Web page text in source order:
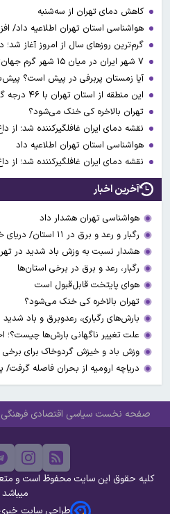
کاهش دمای تهران از سه‌شنبه
هواشناسی استان تهران اطلاعیه داد/ افزایش
گرم‌ترین روزهای سال از امروز آغاز شد؛ دمای
آیا زمستان پربرفی در پیش است؟
این منطقه از استان تهران با ۴۶ درجه گرم‌ترین نقطه شد
تهران بالاخره کی خنک می‌شود؟
نقشه دمای ایران غافلگیرکننده شد؛ از
هواشناسی استان تهران اطلاعیه داد
نقشه دمای ایران غافلگیرکننده شد؛ از
آخرین اخبار
هواشناسی تهران هشدار داد
رگبار و رعد و برق در ۱۱ استان‌/ دریای خزر مواج می‌شود
هشدار نسبت به وزش باد شدید در
رگبار، رعد و برق در برخی استان‌ها
هوای پایتخت قابل‌قبول است
تهران بالاخره کی خنک می‌شود؟
بارش‌های رگباری، رعدوبرق و باد شدید در ۸ استان؛ تشدید گرما در
علت تغییر ناگهانی بارش‌ها چیست؟؛
وزش باد و خیزش گردوخاک برای برخی مناطق
دریاچه ارومیه از بحران فاصله گرفت/
صفحه نخست سیاسی اقتصادی
کلیه حقوق این سایت محفوظ است و
میباشد
طراحی سایت خبری